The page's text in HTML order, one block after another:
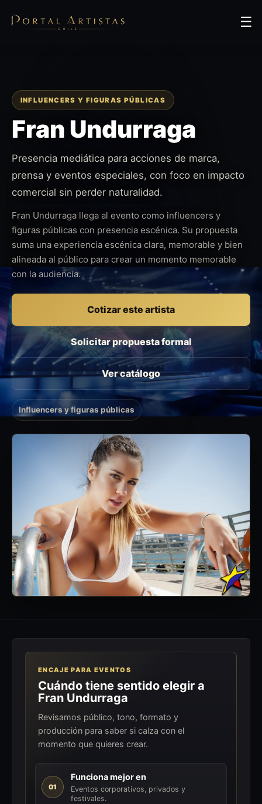
☰
INFLUENCERS Y FIGURAS PÚBLICAS
Fran Undurraga
Presencia mediática para acciones de marca,
prensa y eventos especiales, con foco en impacto
comercial sin perder naturalidad.
Fran Undurraga llega al evento como influencers y
figuras públicas con presencia escénica. Su propuesta
suma una experiencia escénica clara, memorable y bien
alineada al público para crear un momento memorable
con la audiencia.
Cotizar este artista
Solicitar propuesta formal
Ver catálogo
Influencers y figuras públicas
ENCAJE PARA EVENTOS
Cuándo tiene sentido elegir a
Fran Undurraga
Revisamos público, tono, formato y
producción para saber si calza con el
momento que quieres crear.
01
Funciona mejor en
Eventos corporativos, privados y
festivales.